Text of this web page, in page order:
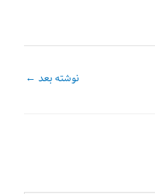
نوشته بعد ←